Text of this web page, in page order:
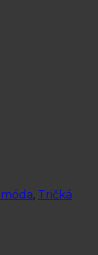
, Tričká